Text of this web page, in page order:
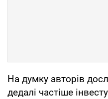
На думку авторів
дедалі частіше